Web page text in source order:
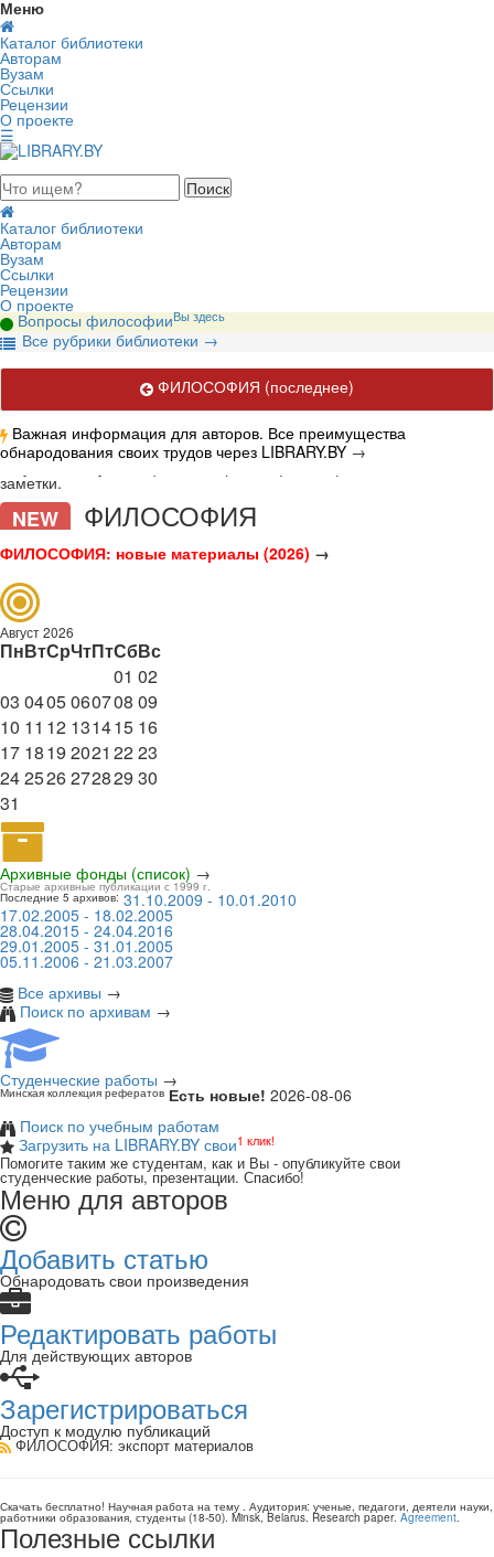
Меню
Каталог библиотеки
Авторам
Вузам
Ссылки
Рецензии
О проекте
☰
2026, четверг
Каталог библиотеки
Авторам
Вузам
Ссылки
Рецензии
О проекте
Вопросы философииВы здесь
Все рубрики библиотеки →
ФИЛОСОФИЯ (последнее)
Важная информация для авторов. Все преимущества
обнародования своих трудов через LIBRARY.BY →
Актуальные публикации по вопросам философии. Книги, статьи,
заметки.
NEW ФИЛОСОФИЯ
ФИЛОСОФИЯ: новые материалы (2026) →
Август 2026
ПнВтСрЧтПтСбВс
01 02
03 0405060708 09
10 11 12 131415 16
17 1819 2021 2223
242526272829 30
31
Архивные фонды (список) →
Старые архивные публикации с 1999 г.
Последние 5 архивов: 31.10.2009 - 10.01.2010
17.02.2005 - 18.02.2005
28.04.2015 - 24.04.2016
29.01.2005 - 31.01.2005
05.11.2006 - 21.03.2007
Все архивы →
Поиск по архивам →
Студенческие работы →
Минская коллекция рефератов Есть новые! 2026-08-06
Поиск по учебным работам
Загрузить на LIBRARY.BY свои1 клик!
Помогите таким же студентам, как и Вы - опубликуйте свои
студенческие работы, презентации. Спасибо!
Меню для авторов
Добавить статью
Обнародовать свои произведения
Редактировать работы
Для действующих авторов
Зарегистрироваться
Доступ к модулю публикаций
ФИЛОСОФИЯ: экспорт материалов
Скачать бесплатно! Научная работа на тему . Аудитория: ученые, педагоги, деятели науки,
работники образования, студенты (18-50). Minsk, Belarus. Research paper. Agreement.
Полезные ссылки